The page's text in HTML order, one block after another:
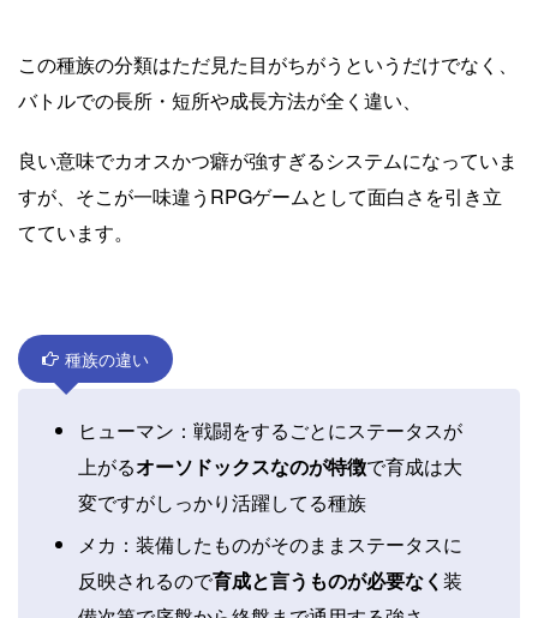
この種族の分類はただ見た目がちがうというだけでなく、
バトルでの長所・短所や成長方法が全く違い、
良い意味でカオスかつ癖が強すぎるシステムになっていま
すが、そこが一味違うRPGゲームとして面白さを引き立
てています。
種族の違い
ヒューマン：戦闘をするごとにステータスが
上がるオーソドックスなのが特徴で育成は大
変ですがしっかり活躍してる種族
メカ：装備したものがそのままステータスに
反映されるので育成と言うものが必要なく 装